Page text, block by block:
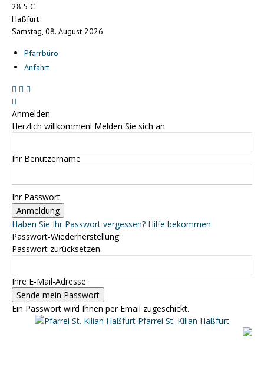
28.5 C
Haßfurt
Samstag, 08. August 2026
Pfarrbüro
Anfahrt
Anmelden
Herzlich willkommen! Melden Sie sich an
Ihr Benutzername
Ihr Passwort
Haben Sie Ihr Passwort vergessen? Hilfe bekommen
Passwort-Wiederherstellung
Passwort zurücksetzen
Ihre E-Mail-Adresse
Ein Passwort wird Ihnen per Email zugeschickt.
Pfarrei St. Kilian Haßfurt